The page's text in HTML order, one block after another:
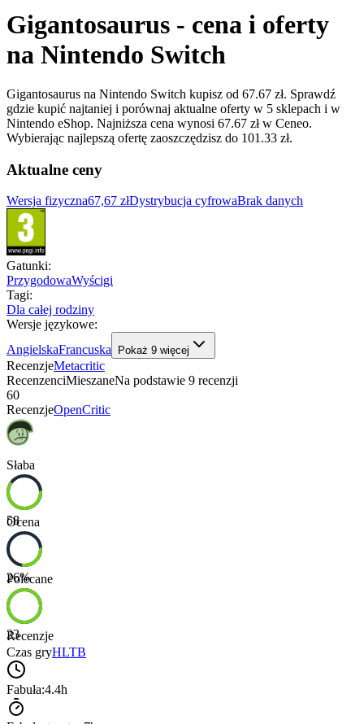
Gigantosaurus - cena i oferty
na Nintendo Switch
Gigantosaurus na Nintendo Switch kupisz od 67.67 zł. Sprawdź
gdzie kupić najtaniej i porównaj aktualne oferty w 5 sklepach i w
Nintendo eShop. Najniższa cena wynosi 67.67 zł w Ceneo.
Wybierając najlepszą ofertę zaoszczędzisz do 101.33 zł.
Aktualne ceny
Wersja fizyczna67,67 złDystrybucja cyfrowaBrak danych
Gatunki:
PrzygodowaWyścigi
Tagi:
Dla całej rodziny
Wersje językowe:
AngielskaFrancuska Pokaż 9 więcej
RecenzjeMetacritic
RecenzenciMieszaneNa podstawie 9 recenzji
60
RecenzjeOpenCritic
Słaba
58
Ocena
26%
Polecane
23
Recenzje
Czas gryHLTB
Fabuła:4.4h